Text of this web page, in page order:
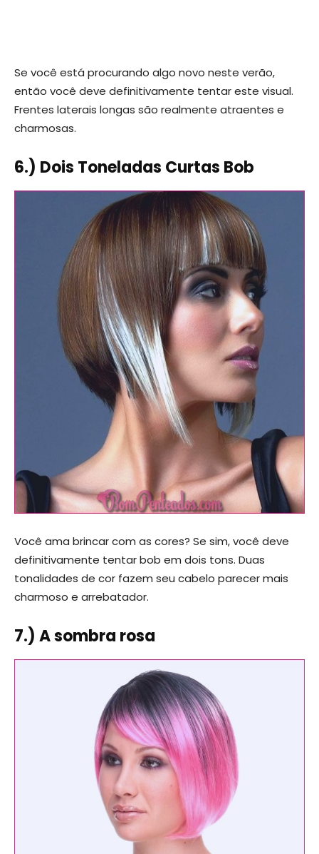
Se você está procurando algo novo neste verão,
então você deve definitivamente tentar este visual.
Frentes laterais longas são realmente atraentes e
charmosas.
6.) Dois Toneladas Curtas Bob
Você ama brincar com as cores? Se sim, você deve
definitivamente tentar bob em dois tons. Duas
tonalidades de cor fazem seu cabelo parecer mais
charmoso e arrebatador.
7.) A sombra rosa